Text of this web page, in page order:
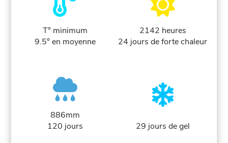
T° minimum
9.5° en moyenne
2142 heures
24 jours de forte chaleur
886mm
120 jours
29 jours de gel